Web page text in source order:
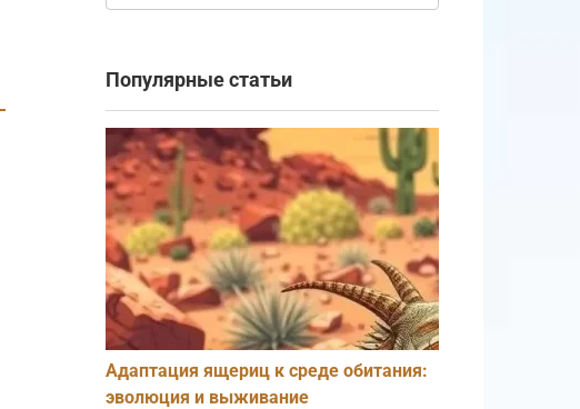
Популярные статьи
Адаптация ящериц к среде обитания:
эволюция и выживание